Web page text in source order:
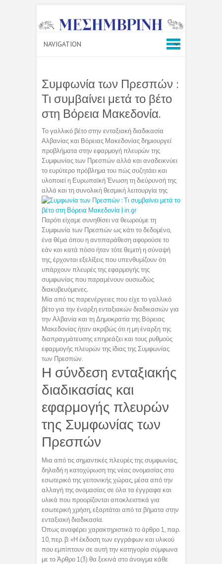
Συμφωνία των Πρεσπών :
Τι συμβαίνει μετά το βέτο
στη Βόρεια Μακεδονία.
Το γαλλικό βέτο στην ενταξιακή διαδικασία
Αλβανίας και Βόρειας Μακεδονίας δημιουργεί
προβλήματα στην εφαρμογή πλευρών της
Συμφωνίας των Πρεσπών αλλά και αναδεικνύει
το ευρύτερο πρόβλημα του πώς συζητάει και
υλοποιεί η Ευρωπαϊκή Ένωση τη διεύρυνσή της
αλλά και τη συνολική θεσμική λειτουργία της
Παρότι είχαμε συνηθίσει να θεωρούμε τη
Συμφωνία των Πρεσπών ως κάτι το δεδομένο,
ένα θέμα όπου η αντιπαράθεση αφορούσε το
εάν και κατά πόσο ήταν τότε θεμιτή η σύναψή
της, έρχονται εξελίξεις που υπενθυμίζουν ότι
υπάρχουν πλευρές της εφαρμογής της
συμφωνίας που παραμένουν ουσιωδώς
διακυβευόμενες.
Μία από τις παρενέργειες που είχε το γαλλικό
βέτο για την έναρξη ενταξιακών διαδικασιών για
την Αλβανία και τη Δημοκρατία της Βόρειας
Μακεδονίας ήταν ακριβώς ότι η μη έναρξη της
διαπραγμάτευσης επηρεάζει και τους ρυθμούς
εφαρμογής πλευρών της ίδιας της Συμφωνίας
των Πρεσπών.
Η σύνδεση ενταξιακής
διαδικασίας και
εφαρμογής πλευρών
της Συμφωνίας των
Πρεσπών
Μια από τις σημαντικές πλευρές της συμφωνίας,
δηλαδή η κατοχύρωση της νέας ονομασίας στο
εσωτερικό της γειτονικής χώρας, μέσα από την
αλλαγή της ονομασίας σε όλα τα έγγραφα και
υλικά που προορίζονται αποκλειστικά για
εσωτερική χρήση, εξαρτάται από τα βήματα στην
ενταξιακή διαδικασία.
Όπως αναφέρει χαρακτηριστικά το άρθρο 1, παρ.
10, περ. β: «Η έκδοση των εγγράφων και υλικού
που εμπίπτουν σε αυτή την κατηγορία σύμφωνα
με το Άρθρο 1(3) θα ξεκινά στο άνοιγμα κάθε